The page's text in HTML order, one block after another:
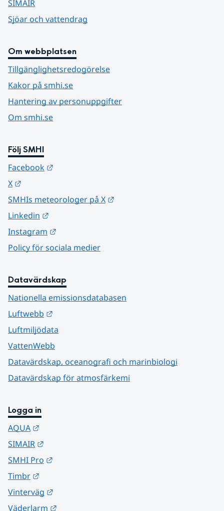
SIMAIR
Sjöar och vattendrag
Om webbplatsen
Tillgänglighetsredogörelse
Kakor på smhi.se
Hantering av personuppgifter
Om smhi.se
Följ SMHI
Facebook
X
SMHIs meteorologer på X
Linkedin
Instagram
Policy för sociala medier
Datavärdskap
Nationella emissionsdatabasen
Luftwebb
Luftmiljödata
VattenWebb
Datavärdskap, oceanografi och marinbiologi
Datavärdskap för atmosfärkemi
Logga in
AQUA
SIMAIR
SMHI Pro
Timbr
Vinterväg
Väderlarm